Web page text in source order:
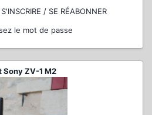
/ SE RÉABONNER
le mot de passe
Sony ZV-1 M2